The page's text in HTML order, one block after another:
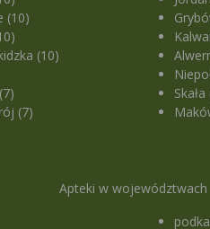
(10)
(10)
(7)
Skała
Apteki w województwach